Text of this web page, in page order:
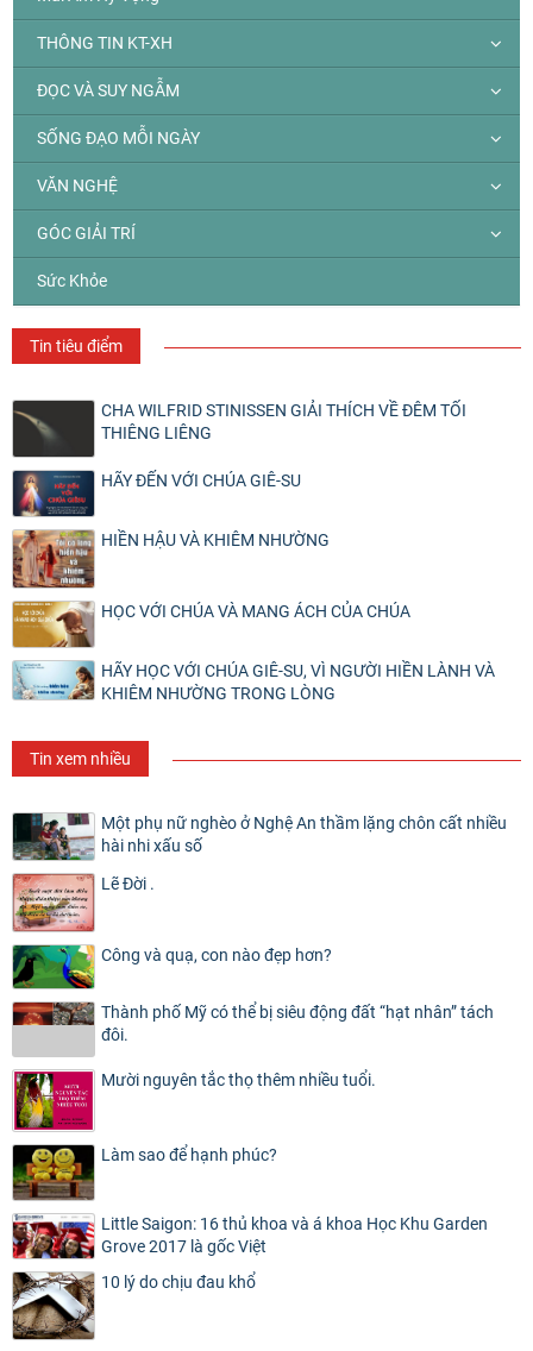
THÔNG TIN KT-XH
ĐỌC VÀ SUY NGẪM
SỐNG ĐẠO MỖI NGÀY
VĂN NGHỆ
GÓC GIẢI TRÍ
Sức Khỏe
Tin tiêu điểm
CHA WILFRID STINISSEN GIẢI THÍCH VỀ ĐÊM TỐI
THIÊNG LIÊNG
HÃY ĐẾN VỚI CHÚA GIÊ-SU
HIỀN HẬU VÀ KHIÊM NHƯỜNG
HỌC VỚI CHÚA VÀ MANG ÁCH CỦA CHÚA
HÃY HỌC VỚI CHÚA GIÊ-SU, VÌ NGƯỜI HIỀN LÀNH VÀ
KHIÊM NHƯỜNG TRONG LÒNG
Tin xem nhiều
Một phụ nữ nghèo ở Nghệ An thầm lặng chôn cất nhiều
hài nhi xấu số
Lẽ Đời .
Công và quạ, con nào đẹp hơn?
Thành phố Mỹ có thể bị siêu động đất “hạt nhân” tách
đôi.
Mười nguyên tắc thọ thêm nhiều tuổi.
Làm sao để hạnh phúc?
Little Saigon: 16 thủ khoa và á khoa Học Khu Garden
Grove 2017 là gốc Việt
10 lý do chịu đau khổ